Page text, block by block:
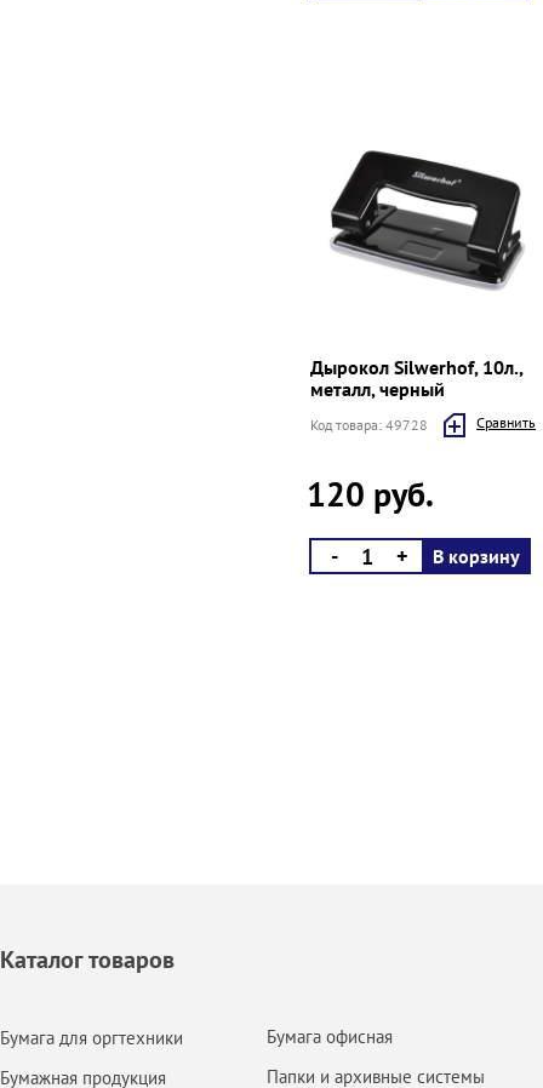
Дырокол Silwerhof, 10л.,
металл, черный
Код товара: 49728 Cравнить
120 руб.
- + В корзину
Каталог товаров
Бумага для оргтехники
Бумажная продукция
Бумага офисная
Папки и архивные системы